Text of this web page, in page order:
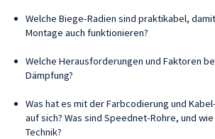
Welche Biege-Radien sind praktikabel,
Montage auch funktionieren?
Welche Herausforderungen und Faktoren
Dämpfung?
Was hat es mit der Farbcodierung und
auf sich? Was sind Speednet-Rohre, und
Technik?